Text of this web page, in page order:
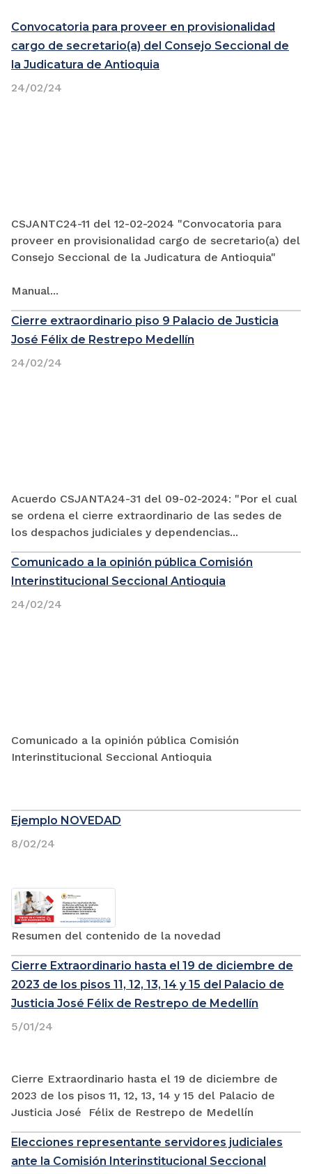
Convocatoria para proveer en provisionalidad
cargo de secretario(a) del Consejo Seccional de
la Judicatura de Antioquia
CSJANTC24-11 del 12-02-2024 "Convocatoria para
proveer en provisionalidad cargo de secretario(a) del
Consejo Seccional de la Judicatura de Antioquia"
Manual...
24/02/24
Cierre extraordinario piso 9 Palacio de Justicia
José Félix de Restrepo Medellín
Acuerdo CSJANTA24-31 del 09-02-2024: "Por el cual
se ordena el cierre extraordinario de las sedes de
los despachos judiciales y dependencias...
24/02/24
Comunicado a la opinión pública Comisión
Interinstitucional Seccional Antioquia
Comunicado a la opinión pública Comisión
Interinstitucional Seccional Antioquia
24/02/24
Ejemplo NOVEDAD
Resumen del contenido de la novedad
8/02/24
Cierre Extraordinario hasta el 19 de diciembre de
2023 de los pisos 11, 12, 13, 14 y 15 del Palacio de
Justicia José Félix de Restrepo de Medellín
Cierre Extraordinario hasta el 19 de diciembre de
2023 de los pisos 11, 12, 13, 14 y 15 del Palacio de
Justicia José Félix de Restrepo de Medellín
5/01/24
Elecciones representante servidores judiciales
ante la Comisión Interinstitucional Seccional